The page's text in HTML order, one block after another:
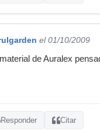
el 01/10/2009
de Auralex
Responder Citar